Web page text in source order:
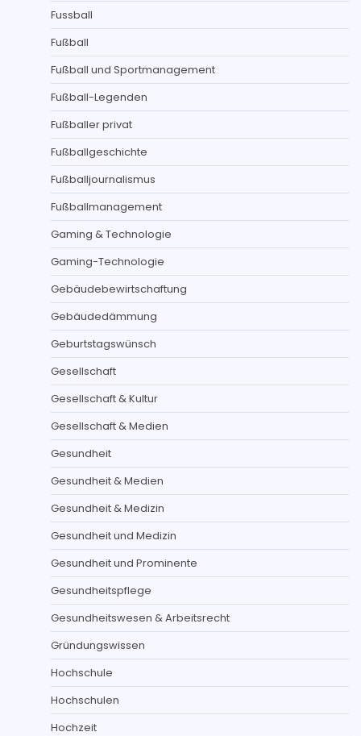
Fussball
Fußball
Fußball und Sportmanagement
Fußball-Legenden
Fußballer privat
Fußballgeschichte
Fußballjournalismus
Fußballmanagement
Gaming & Technologie
Gaming-Technologie
Gebäudebewirtschaftung
Gebäudedämmung
Geburtstagswünsch
Gesellschaft
Gesellschaft & Kultur
Gesellschaft & Medien
Gesundheit
Gesundheit & Medien
Gesundheit & Medizin
Gesundheit und Medizin
Gesundheit und Prominente
Gesundheitspflege
Gesundheitswesen & Arbeitsrecht
Gründungswissen
Hochschule
Hochschulen
Hochzeit